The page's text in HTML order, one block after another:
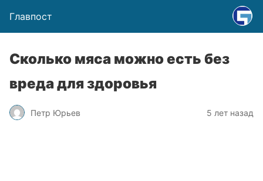
Главпост
Сколько мяса можно есть без
вреда для здоровья
Петр Юрьев 5 лет назад